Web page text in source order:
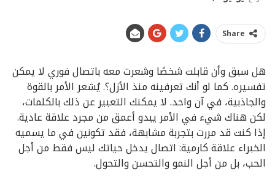
Share
هل سبق وأن قابلت شخصًا وشعرت معه باتصال فوري لا يمكن
تفسيره. كما لو أنك تعرفينه منذ الأزل؟. يُشعر الأمر بالقوة
والجاذبية، في آن واحد. لا يمكنك التعبير عن ذلك بالكلمات،
لكن هناك شيء في الأمر يبدو أعمق من مجرد علاقة عادية.
إذا كنت قد مررت بتجربة مشابهة، فقد تكونين في ما يسميه
الخبراء علاقة كارمية: اتصال يدخل حياتك ليس فقط من أجل
الحب، بل من أجل النمو والتحسن والتحول.